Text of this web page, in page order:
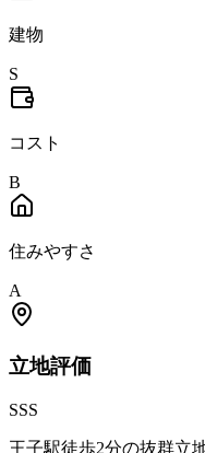
建物
S
コスト
B
住みやすさ
A
立地評価
SSS
王子駅徒歩2分の抜群立